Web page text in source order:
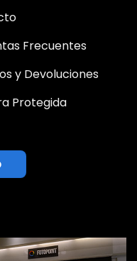
Frecuentes
y Devoluciones
Protegida